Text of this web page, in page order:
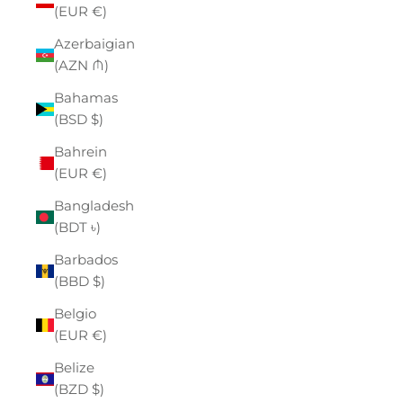
(EUR €)
Azerbaigian
(AZN ₼)
Bahamas
(BSD $)
Bahrein
(EUR €)
Bangladesh
(BDT ৳)
Barbados
(BBD $)
Belgio
(EUR €)
Belize
(BZD $)